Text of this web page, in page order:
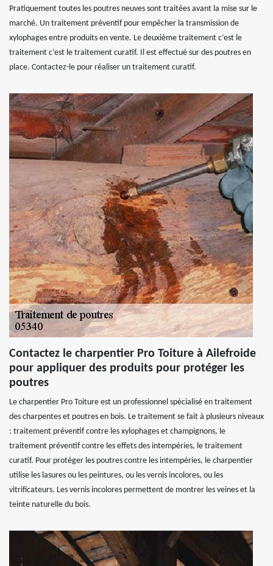
Pratiquement toutes les poutres neuves sont traitées avant la mise sur le
marché. Un traitement préventif pour empêcher la transmission de
xylophages entre produits en vente. Le deuxième traitement c’est le
traitement c’est le traitement curatif. Il est effectué sur des poutres en
place. Contactez-le pour réaliser un traitement curatif.
Contactez le charpentier Pro Toiture à Ailefroide
pour appliquer des produits pour protéger les
poutres
Le charpentier Pro Toiture est un professionnel spécialisé en traitement
des charpentes et poutres en bois. Le traitement se fait à plusieurs niveaux
: traitement préventif contre les xylophages et champignons, le
traitement préventif contre les effets des intempéries, le traitement
curatif. Pour protéger les poutres contre les intempéries, le charpentier
utilise les lasures ou les peintures, ou les vernis incolores, ou les
vitrificateurs. Les vernis incolores permettent de montrer les veines et la
teinte naturelle du bois.